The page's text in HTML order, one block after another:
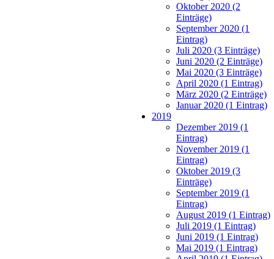
Oktober 2020 (2
Einträge)
September 2020 (1
Eintrag)
Juli 2020 (3 Einträge)
Juni 2020 (2 Einträge)
Mai 2020 (3 Einträge)
April 2020 (1 Eintrag)
März 2020 (2 Einträge)
Januar 2020 (1 Eintrag)
2019
Dezember 2019 (1
Eintrag)
November 2019 (1
Eintrag)
Oktober 2019 (3
Einträge)
September 2019 (1
Eintrag)
August 2019 (1 Eintrag)
Juli 2019 (1 Eintrag)
Juni 2019 (1 Eintrag)
Mai 2019 (1 Eintrag)